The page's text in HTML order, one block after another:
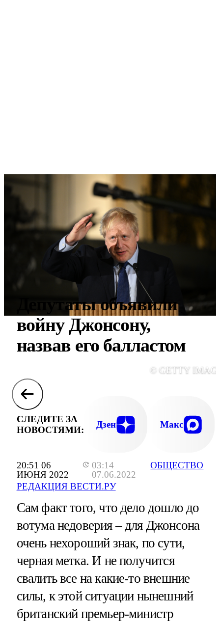
20:51 06
ИЮНЯ 2022
03:14
07.06.2022
РЕДАКЦИЯ ВЕСТИ.РУ
ОБЩЕСТВО
Депутаты объявили
войну Джонсону,
назвав его балластом
© GETTY
СЛЕДИТЕ ЗА
НОВОСТЯМИ:
Дзен Макс
Сам факт того, что дело дошло до
вотума недоверия – для Джонсона
очень нехороший знак, по сути,
черная метка. И не получится
свалить все на какие-то внешние
силы, к этой ситуации нынешний
британский премьер-министр